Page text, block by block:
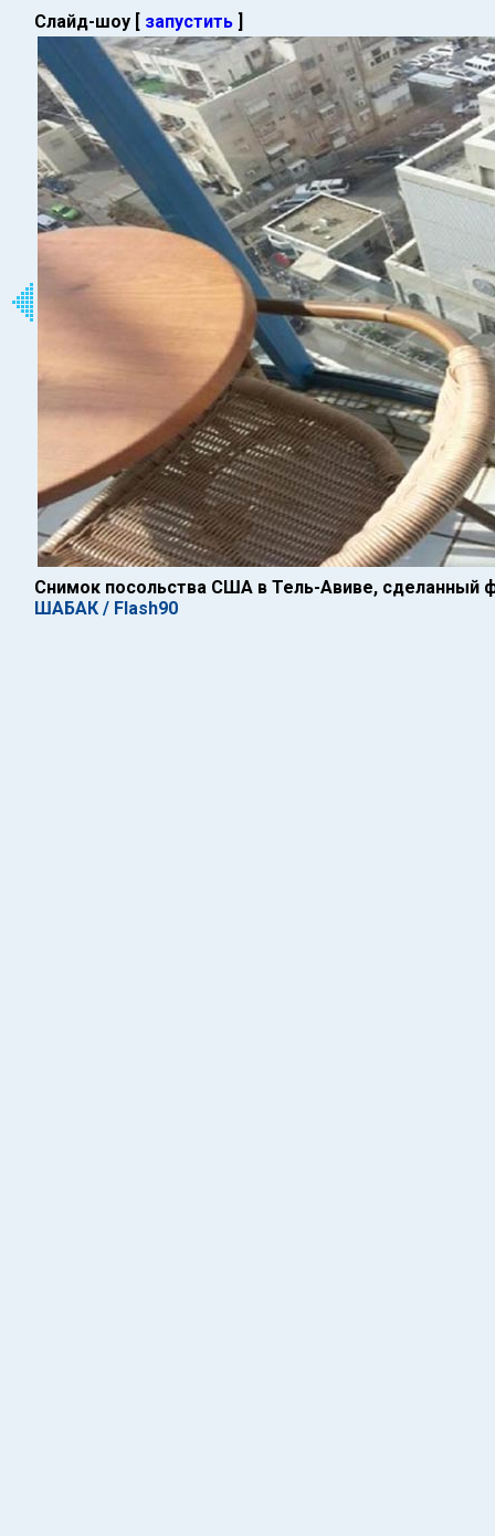
Слайд-шоу [ запустить ]
Снимок посольства США в Тель-Авиве, сделанный
ШАБАК / Flash90